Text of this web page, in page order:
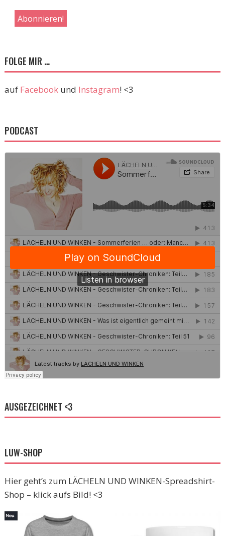
FOLGE MIR …
auf Facebookund Instagram! <3
PODCAST
AUSGEZEICHNET <3
LUW-SHOP
Hier geht’s zum LÄCHELN UND WINKEN-Spreadshirt-
Shop – klick aufs Bild! <3